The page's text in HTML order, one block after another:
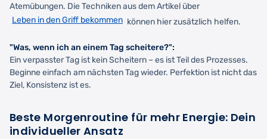
Atemübungen. Die Techniken aus dem Artikel über
Leben in den Griff bekommen können hier zusätzlich helfen.
"Was, wenn ich an einem Tag scheitere?":
Ein verpasster Tag ist kein Scheitern – es ist Teil des Prozesses.
Beginne einfach am nächsten Tag wieder. Perfektion ist nicht das
Ziel, Konsistenz ist es.
Beste Morgenroutine für mehr Energie: Dein
individueller Ansatz